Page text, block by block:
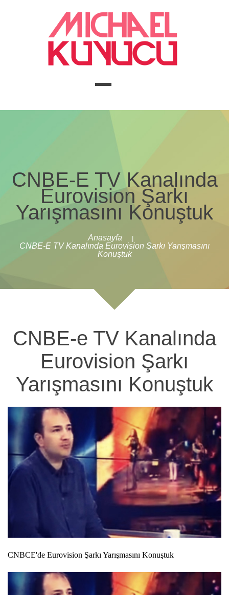
CNBE-E TV Kanalında
Eurovision Şarkı
Yarışmasını Konuştuk
Anasayfa
CNBE-E TV Kanalında Eurovision Şarkı Yarışmasını
Konuştuk
CNBE-e TV Kanalında
Eurovision Şarkı
Yarışmasını Konuştuk
CNBCE'de Eurovision Şarkı Yarışmasını Konuştuk